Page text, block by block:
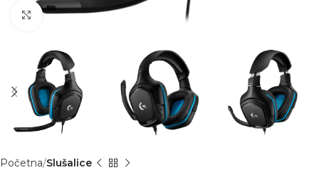
Click to enlarge
Početna Slušalice